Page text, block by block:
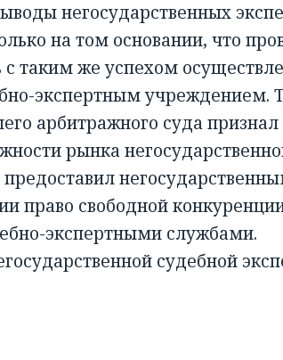
негосударственных
на том основании, что
таким же успехом
экспертным учреждением.
арбитражного суда признал
рынка
право свободной
экспертными службами.
судебной